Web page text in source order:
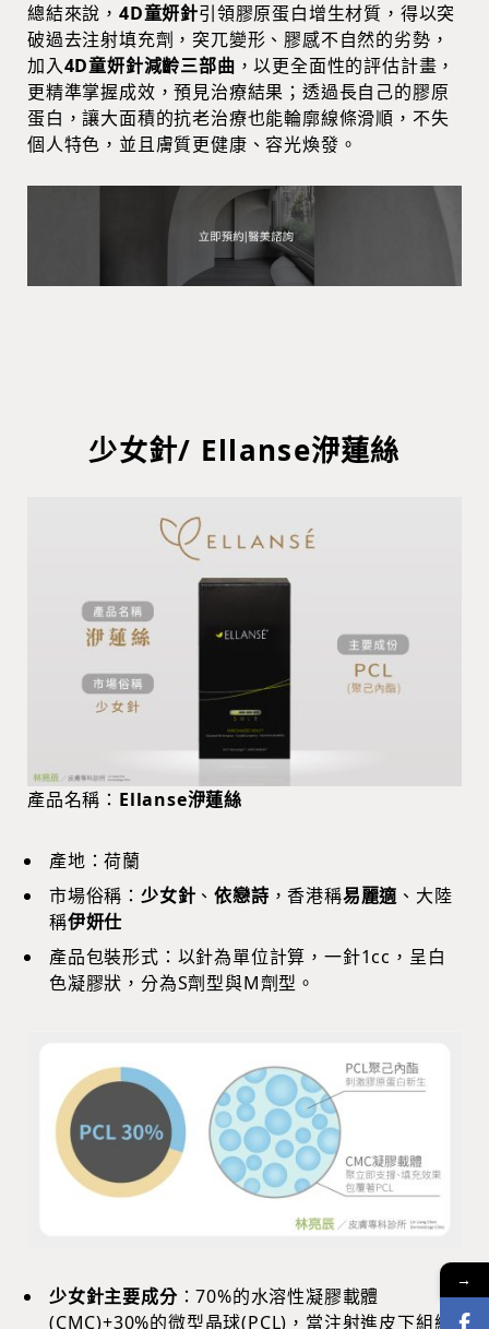
總結來說， 4D童妍針引領膠原蛋白增生材質，得以突
破過去注射填充劑，突兀變形、膠感不自然的劣勢，
加入4D童妍針減齡三部曲 ，以更全面性的評估計畫，
更精準掌握成效，預見治療結果；透過長自己的膠原
蛋白，讓大面積的抗老治療也能輪廓線條滑順，不失
個人特色，並且膚質更健康、容光煥發。
少女針/ Ellanse洢蓮絲
產品名稱： Ellanse洢蓮絲
產地：荷蘭
市場俗稱： 少女針 、依戀詩 ，香港稱易麗適 、大陸
稱伊妍仕
產品包裝形式：以針為單位計算，一針1cc，呈白
色凝膠狀，分為S劑型與M劑型。
少女針主要成分：70%的水溶性凝膠載體
(CMC)+30%的微型晶球(PCL)，當注射進皮下組織
→